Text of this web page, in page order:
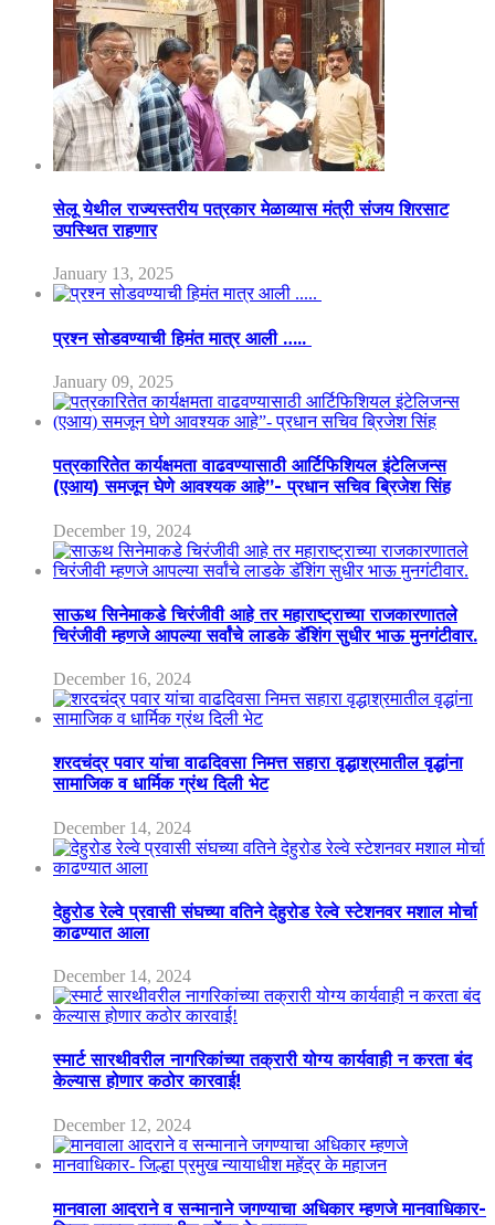
सेलू येथील राज्यस्तरीय पत्रकार मेळाव्यास मंत्री संजय शिरसाट
उपस्थित राहणार
January 13, 2025
प्रश्न सोडवण्याची हिमंत मात्र आली …..
January 09, 2025
पत्रकारितेत कार्यक्षमता वाढवण्यासाठी आर्टिफिशियल इंटेलिजन्स
(एआय) समजून घेणे आवश्यक आहे”- प्रधान सचिव ब्रिजेश सिंह
December 19, 2024
साऊथ सिनेमाकडे चिरंजीवी आहे तर महाराष्ट्राच्या राजकारणातले
चिरंजीवी म्हणजे आपल्या सर्वांचे लाडके डॅशिंग सुधीर भाऊ मुनगंटीवार.
December 16, 2024
शरदचंद्र पवार यांचा वाढदिवसा निमत्त सहारा वृद्धाश्रमातील वृद्धांना
सामाजिक व धार्मिक ग्रंथ दिली भेट
December 14, 2024
देहुरोड रेल्वे प्रवासी संघच्या वतिने देहुरोड रेल्वे स्टेशनवर मशाल मोर्चा
काढण्यात आला
December 14, 2024
स्मार्ट सारथीवरील नागरिकांच्या तक्रारी योग्य कार्यवाही न करता बंद
केल्यास होणार कठोर कारवाई!
December 12, 2024
मानवाला आदराने व सन्मानाने जगण्याचा अधिकार म्हणजे मानवाधिकार-